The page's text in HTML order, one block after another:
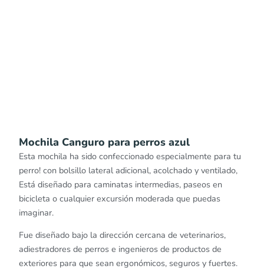
Mochila Canguro para perros azul
Esta mochila ha sido confeccionado especialmente para tu
perro! con bolsillo lateral adicional, acolchado y ventilado,
Está diseñado para caminatas intermedias, paseos en
bicicleta o cualquier excursión moderada que puedas
imaginar.
Fue diseñado bajo la dirección cercana de veterinarios,
adiestradores de perros e ingenieros de productos de
exteriores para que sean ergonómicos, seguros y fuertes.